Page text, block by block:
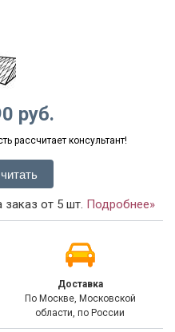
руб.
рассчитает консультант!
заказ от 5 шт. Подробнее»
Доставка
По Москве, Московской
области, по России